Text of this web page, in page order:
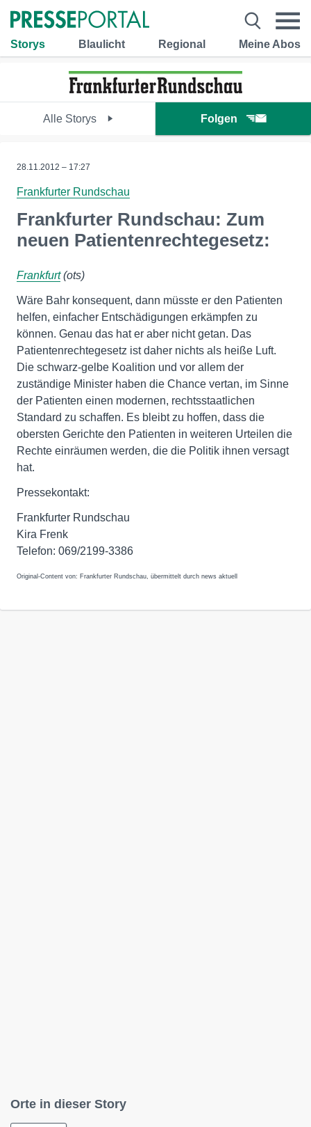
Storys Blaulicht Regional Meine Abos
Alle Storys Folgen
28.11.2012 – 17:27
Frankfurter Rundschau
Frankfurter Rundschau: Zum
neuen Patientenrechtegesetz:
Frankfurt(ots)
Wäre Bahr konsequent, dann müsste er den Patienten
helfen, einfacher Entschädigungen erkämpfen zu
können. Genau das hat er aber nicht getan. Das
Patientenrechtegesetz ist daher nichts als heiße Luft.
Die schwarz-gelbe Koalition und vor allem der
zuständige Minister haben die Chance vertan, im Sinne
der Patienten einen modernen, rechtsstaatlichen
Standard zu schaffen. Es bleibt zu hoffen, dass die
obersten Gerichte den Patienten in weiteren Urteilen die
Rechte einräumen werden, die die Politik ihnen versagt
hat.
Pressekontakt:
Frankfurter Rundschau
Kira Frenk
Telefon: 069/2199-3386
Original-Content von: Frankfurter Rundschau, übermittelt durch news aktuell
Orte in dieser Story